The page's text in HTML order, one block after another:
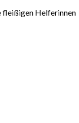
fleißigen Helferinnen